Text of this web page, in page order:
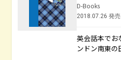
D-Books
2018.07.26 発売
英会話本でお
ンドン南東の